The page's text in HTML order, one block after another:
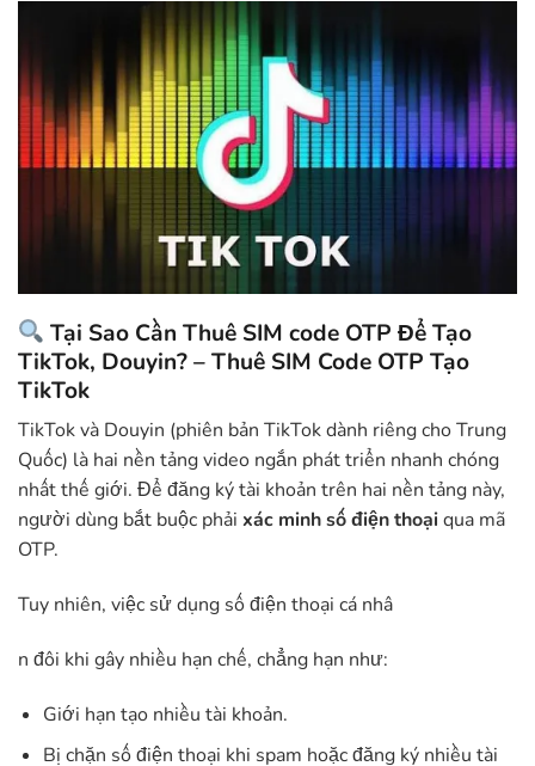
Tại Sao Cần Thuê SIM code OTP Để Tạo
TikTok, Douyin? – Thuê SIM Code OTP Tạo
TikTok
TikTok và Douyin (phiên bản TikTok dành riêng cho Trung
Quốc) là hai nền tảng video ngắn phát triển nhanh chóng
nhất thế giới. Để đăng ký tài khoản trên hai nền tảng này,
người dùng bắt buộc phải xác minh số điện thoạiqua mã
OTP.
Tuy nhiên, việc sử dụng số điện thoại cá nhâ
n đôi khi gây nhiều hạn chế, chẳng hạn như:
Giới hạn tạo nhiều tài khoản.
Bị chặn số điện thoại khi spam hoặc đăng ký nhiều tài